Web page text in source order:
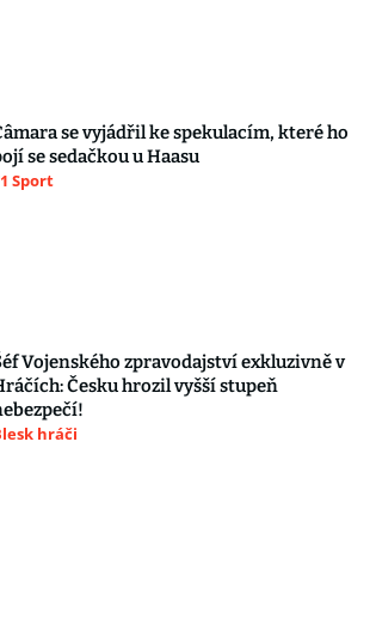
se vyjádřil ke spekulacím, které ho
se sedačkou u Haasu
Sport
Vojenského zpravodajství exkluzivně v
Česku hrozil vyšší stupeň
hráči